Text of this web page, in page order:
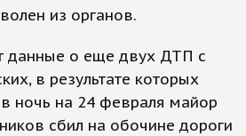
из органов.
данные о еще двух ДТП с
в результате которых
ночь на 24 февраля майор
сбил на обочине дороги